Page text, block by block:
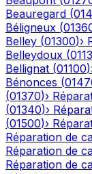
Beauregard (
Béligneux (
Belley (01300)›
Belleydoux (
Bellignat (01100)
Bénonces (
(01370)›
(01340)›
(01500)›
Réparation de
Réparation de
Réparation de